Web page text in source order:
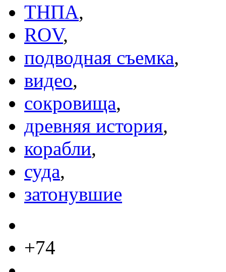
ТНПА,
ROV,
подводная съемка,
видео,
сокровища,
древняя история,
корабли,
суда,
затонувшие
+74